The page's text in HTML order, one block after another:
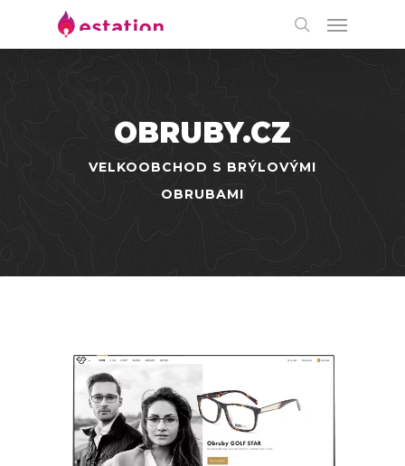
OBRUBY.CZ
VELKOOBCHOD S BRÝLOVÝMI
OBRUBAMI